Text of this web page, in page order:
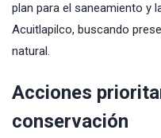
plan para el saneamiento y
Acuitlapilco, buscando
natural.
Acciones
conservación